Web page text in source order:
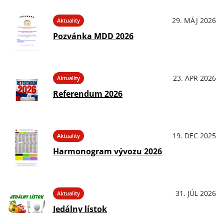
Aktuality 29. MÁJ 2026
Pozvánka MDD 2026
Aktuality 23. APR 2026
Referendum 2026
Aktuality 19. DEC 2025
Harmonogram vývozu 2026
Aktuality 31. JÚL 2026
Jedálny lístok